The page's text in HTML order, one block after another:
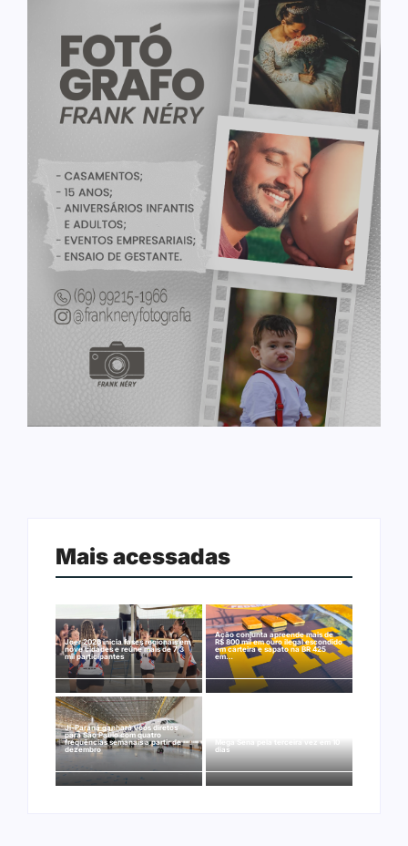
Mais acessadas
Joer 2026 inicia fases regionais em
nove cidades e reúne mais de 7,3
mil participantes
Ação conjunta apreende mais de
R$ 800 mil em ouro ilegal escondido
em carteira e sapato na BR 425
em…
Ji-Paraná ganhará voos diretos
para São Paulo com quatro
frequências semanais a partir de
dezembro
dias